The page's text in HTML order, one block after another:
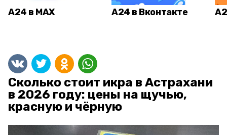
А24 в MAX А24 в Вконтакте
Сколько стоит икра в Астрахани
в 2026 году: цены на щучью,
красную и чёрную